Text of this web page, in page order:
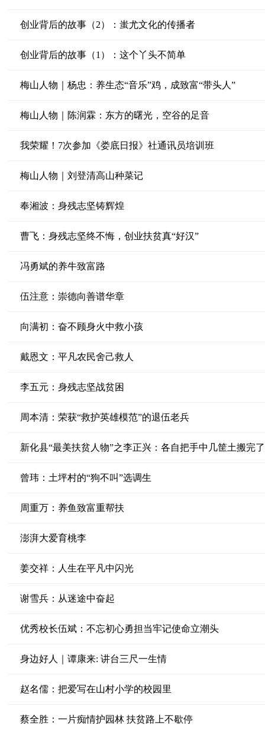
创业背后的故事（2）：蚩尤文化的传播者
创业背后的故事（1）：这个丫头不简单
梅山人物｜杨忠：养生态“音乐”鸡，成致富“带头人”
梅山人物｜陈润霖：东方的曙光，空谷的足音
我荣耀！7次参加《娄底日报》社通讯员培训班
梅山人物｜刘登清高山种菜记
奉湘波：身残志坚铸辉煌
曹飞：身残志坚终不悔，创业扶贫真“好汉”
冯勇斌的养牛致富路
伍注意：崇德向善谱华章
向满初：奋不顾身火中救小孩
戴恩文：平凡农民舍己救人
李五元：身残志坚战贫困
周本清：荣获“救护英雄模范”的退伍老兵
新化县“最美扶贫人物”之李正兴：各自把手中几筐土搬完
曾玮：土坪村的“狗不叫”选调生
周重万：养鱼致富重帮扶
澎湃大爱育桃李
姜交祥：人生在平凡中闪光
谢雪兵：从迷途中奋起
优秀校长伍斌：不忘初心勇担当牢记使命立潮头
身边好人｜谭康来: 讲台三尺一生情
赵名儒：把爱写在山村小学的校园里
蔡全胜：一片痴情护园林 扶贫路上不歇停